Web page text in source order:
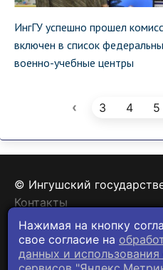
ИнгГУ успешно прошел
включен в список
военно-учебные центры
‹ 3 4 5
© Ингушский
Контакты
Политика
Нажимая на кнопку
свое согласие на
данных и